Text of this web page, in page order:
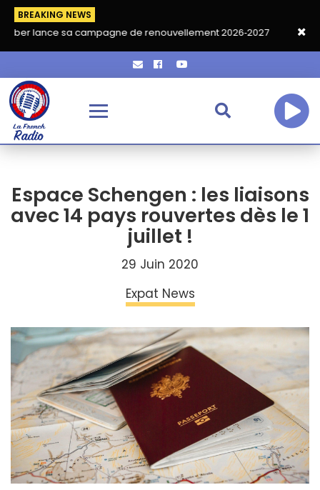
BREAKING NEWS
sa campagne de renouvellement 2026‑2027 Grand café de
Espace Schengen : les liaisons
avec 14 pays rouvertes dès le 1
juillet !
29 Juin 2020
Expat News